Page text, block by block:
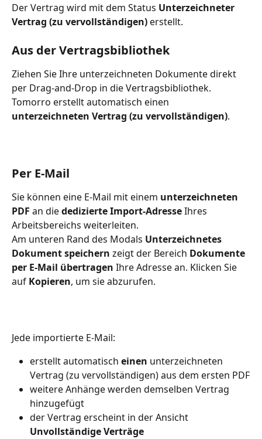
Der Vertrag wird mit dem Status Unterzeichneter
Vertrag (zu vervollständigen) erstellt.
Aus der Vertragsbibliothek
Ziehen Sie Ihre unterzeichneten Dokumente direkt
per Drag-and-Drop in die Vertragsbibliothek.
Tomorro erstellt automatisch einen
unterzeichneten Vertrag (zu vervollständigen).
Per E-Mail
Sie können eine E-Mail mit einem unterzeichneten
PDF an die dedizierte Import-Adresse Ihres
Arbeitsbereichs weiterleiten.
Am unteren Rand des Modals Unterzeichnetes
Dokument speichern zeigt der Bereich Dokumente
per E-Mail übertragen Ihre Adresse an. Klicken Sie
auf Kopieren, um sie abzurufen.
Jede importierte E-Mail:
erstellt automatisch einen unterzeichneten
Vertrag (zu vervollständigen) aus dem ersten PDF
weitere Anhänge werden demselben Vertrag
hinzugefügt
der Vertrag erscheint in der Ansicht
Unvollständige Verträge